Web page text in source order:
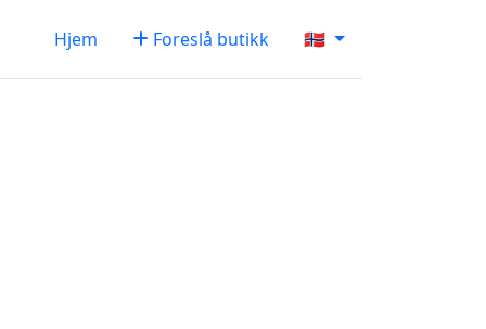
Hjem Foreslå butikk 🇳🇴